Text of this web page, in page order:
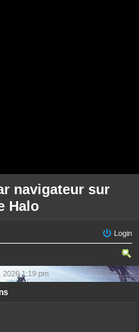
navigateur sur
Halo
Login
ear
2026 1:19 pm